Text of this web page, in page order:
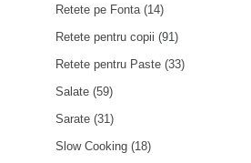
Retete pe Fonta(14)
Retete pentru copii (91)
Retete pentru Paste (33)
Salate (59)
Sarate (31)
Slow Cooking (18)